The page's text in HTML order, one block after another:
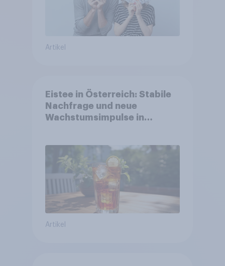
Artikel
Eistee in Österreich: Stabile
Nachfrage und neue
Wachstumsimpulse in
Artikel